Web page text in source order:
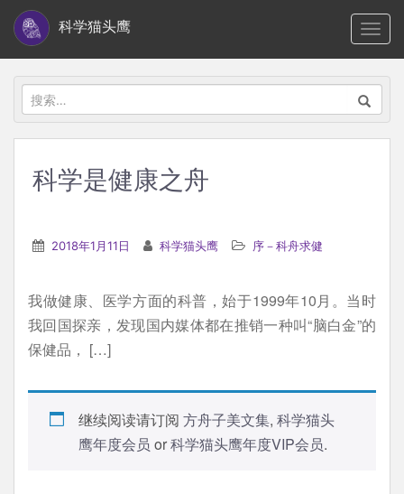
i
科学猫头鹰
搜
索：
科学是健康之舟
2018年1月11日 科学猫头鹰 序－科舟求健
我做健康、医学方面的科普，始于1999年10月。当时
我回国探亲，发现国内媒体都在推销一种叫“脑白金”的
保健品， […]
继续阅读请订阅 方舟子美文集, 科学猫头
鹰年度会员 or科学猫头鹰年度VIP会员.